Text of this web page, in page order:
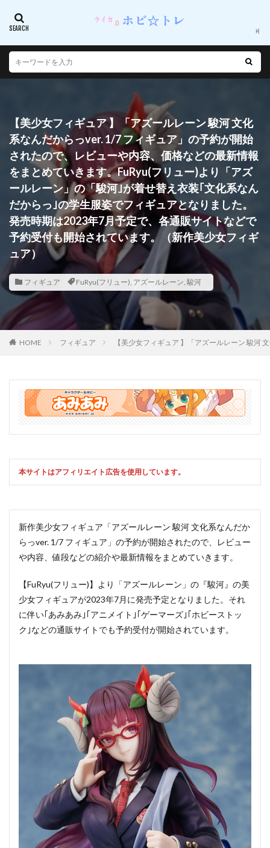
【美少女フィギュア 】「アズールレーン 駿河 文化
系なんだからっver. 1/7 フィギュア」の予約が開始
されたので、レビューや内容、価格などの最新情報
をまとめていきます。FuRyu(フリュー)より「アズ
ールレーン」の「駿河｣が着せ替え衣装｢文化系なん
だからっ｣の学生服姿でフィギュアとなりました。
発売時期は2023年7月予定で、各通販サイトなどで
予約受付も開始されています。（新作美少女フィギ
ュア）
フィギュア FuRyu(フリュー), アズールレーン, 駿河
HOME フィギュア 【美少女フィギュア 】「アズールレーン 駿
本サイトはアフィリエイト広告を使用しています。
新作美少女フィギュア「アズールレーン 駿河 文化系なんだか
らっver. 1/7 フィギュア」の予約が開始されたので、レビュー
や内容、値段などの紹介や最新情報をまとめていきます。
【FuRyu(フリュー)】より「アズールレーン」の『駿河』の美
少女フィギュアが2023年7月に発売予定となりました。それ
に伴い｢あみあみ｣｢アニメイト｣｢ゲーマーズ｣｢ホビーストッ
ク｣などの通販サイトでも予約受付が開始されています。